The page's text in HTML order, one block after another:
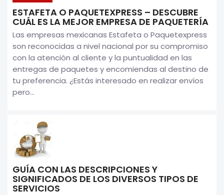
ESTAFETA O PAQUETEXPRESS – DESCUBRE
CUÁL ES LA MEJOR EMPRESA DE PAQUETERÍA
Las empresas mexicanas Estafeta o Paquetexpress
son reconocidas a nivel nacional por su compromiso
con la atención al cliente y la puntualidad en las
entregas de paquetes y encomiendas al destino de
tu preferencia. ¿Estás interesado en realizar envíos
pero...
GUÍA CON LAS DESCRIPCIONES Y
SIGNIFICADOS DE LOS DIVERSOS TIPOS DE
SERVICIOS